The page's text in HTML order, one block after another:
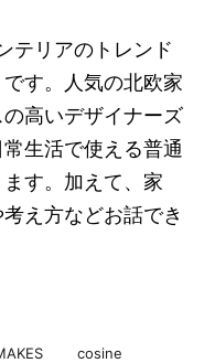
テリアのトレンド
す。人気の北欧家
高いデザイナーズ
生活で使える普通
す。加えて、家
え方などお話でき
cosine